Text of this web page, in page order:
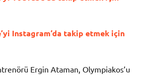
Instagram’da takip etmek için
Ergin Ataman, Olympiakos’u